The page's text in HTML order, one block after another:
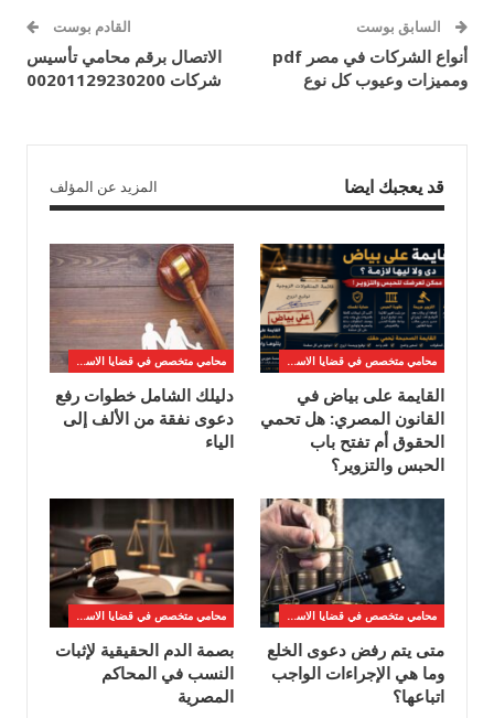
السابق بوست
أنواع الشركات في مصر pdf
ومميزات وعيوب كل نوع
القادم بوست
الاتصال برقم محامي تأسيس
شركات 00201129230200
قد يعجبك ايضا المزيد عن المؤلف
محامي متخصص في قضايا الاسره
القايمة على بياض في
القانون المصري: هل تحمي
الحقوق أم تفتح باب
الحبس والتزوير؟
محامي متخصص في قضايا الاسره
دليلك الشامل خطوات رفع
دعوى نفقة من الألف إلى
الياء
محامي متخصص في قضايا الاسره
متى يتم رفض دعوى الخلع
وما هي الإجراءات الواجب
اتباعها؟
محامي متخصص في قضايا الاسره
بصمة الدم الحقيقية لإثبات
النسب في المحاكم
المصرية